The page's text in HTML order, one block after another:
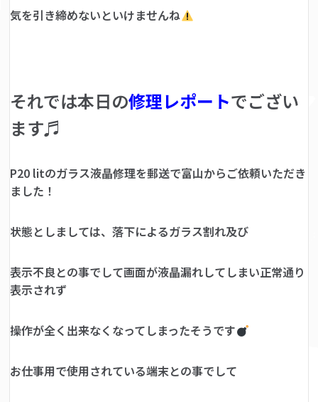
気を引き締めないといけませんね
それでは本日の修理レポートでござい
ます♬
P20 litのガラス液晶修理を郵送で富山からご依頼いただき
ました！
状態としましては、落下によるガラス割れ及び
表示不良との事でして画面が液晶漏れしてしまい正常通り
表示されず
操作が全く出来なくなってしまったそうです
お仕事用で使用されている端末との事でして